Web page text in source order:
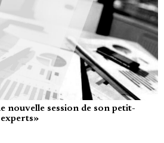
nouvelle session de son petit-